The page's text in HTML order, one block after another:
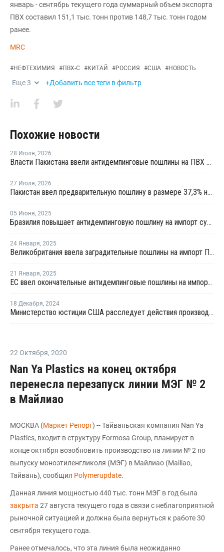
январь - сентябрь текущего года суммарный объем экспорта
ПВХ составил 151,1 тыс. тонн против 148,7 тыс. тонн годом
ранее.
MRC
#НЕФТЕХИМИЯ #ПВХ-С #КИТАЙ #РОССИЯ #США #НОВОСТЬ
Еще3 +Добавить все теги в фильтр
Похожие новости
28 Июля, 2026
Власти Пакистана ввели антидемпинговые пошлины на ПВХ из США и Индонезии
27 Июля, 2026
Пакистан ввел предварительную пошлину в размере 37,3% на ПВХ
05 Июня, 2025
Бразилия повышает антидемпинговую пошлину на импорт суспензионного ПВХ из США до 43,7%
24 Января, 2025
Великобритания ввела заградительные пошлины на импорт ПВХ из США
21 Января, 2025
ЕС ввел окончательные антидемпинговые пошлины на импорт ПВХ из США и Египта
18 Декабря, 2024
Министерство юстиции США расследует действия производителей ПВХ в связи с предполагаемым ценовым сговором
22 Октября, 2020
Nan Ya Plastics на конец октября
перенесла перезапуск линии МЭГ № 2
в Майлиао
МОСКВА (Маркет Репорт) -- Тайваньская компания Nan Ya
Plastics, входит в структуру Formosa Group, планирует в
конце октября возобновить производство на линии № 2 по
выпуску моноэтиленгликоля (МЭГ) в Майлиао (Mailiao,
Тайвань), сообщил Polymerupdate.
Данная линия мощностью 440 тыс. тонн МЭГ в год была
закрыта 27 августа текущего года в связи с неблагоприятной
рыночной ситуацией и должна была вернуться к работе 30
сентября текущего года.
Ранее отмечалось, что эта линия была неожиданно